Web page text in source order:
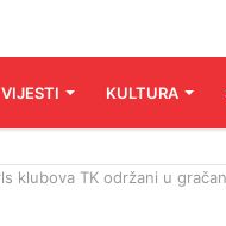
VIJESTI KULTURA
klubova TK održani u